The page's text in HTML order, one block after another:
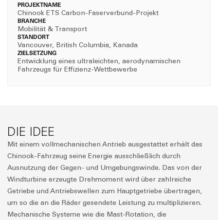
PROJEKTNAME
Chinook ETS Carbon-Faserverbund-Projekt
BRANCHE
Mobilität & Transport
STANDORT
Vancouver, British Columbia, Kanada
ZIELSETZUNG
Entwicklung eines ultraleichten, aerodynamischen
Fahrzeugs für Effizienz-Wettbewerbe
DIE IDEE
Mit einem vollmechanischen Antrieb ausgestattet erhält das
Chinook-Fahrzeug seine Energie ausschließlich durch
Ausnutzung der Gegen- und Umgebungswinde. Das von der
Windturbine erzeugte Drehmoment wird über zahlreiche
Getriebe und Antriebswellen zum Hauptgetriebe übertragen,
um so die an die Räder gesendete Leistung zu multiplizieren.
Mechanische Systeme wie die Mast-Rotation, die